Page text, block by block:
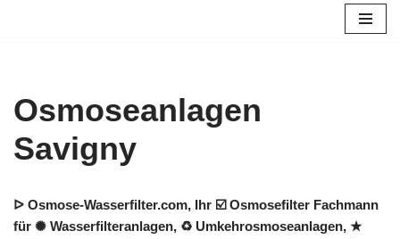
Osmoseanlagen
Savigny
ᐅ Osmose-Wasserfilter.com, Ihr ☑️ Osmosefilter Fachmann
für ✺ Wasserfilteranlagen, ♻ Umkehrosmoseanlagen, ★